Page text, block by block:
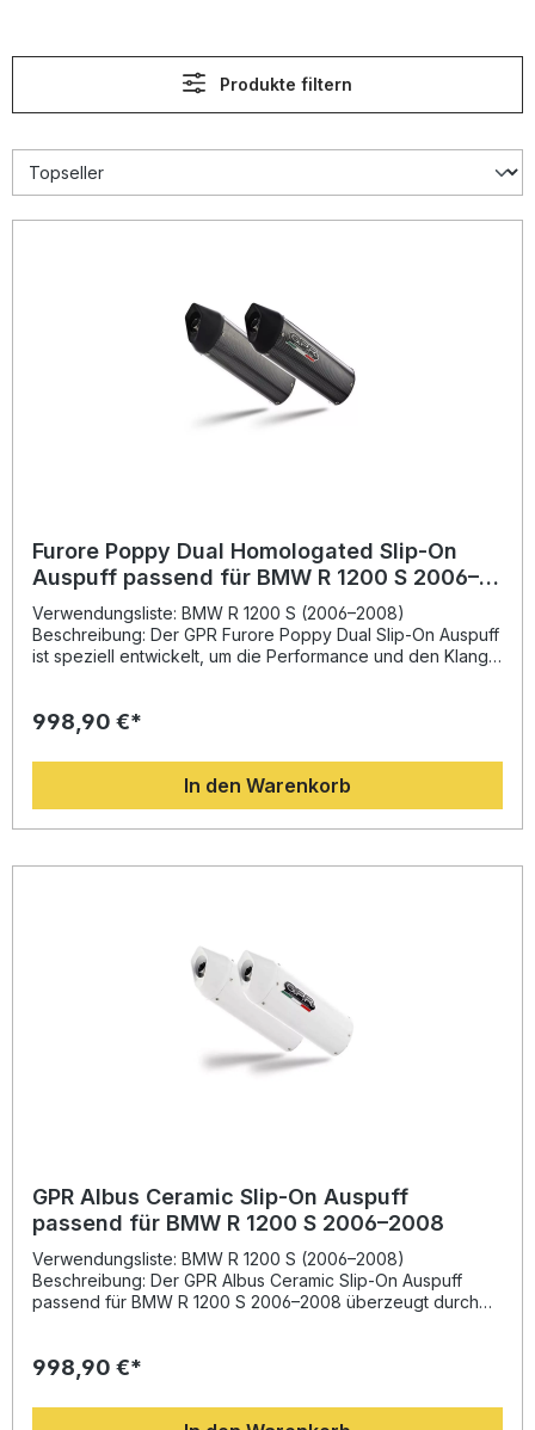
Produkte filtern
Furore Poppy Dual Homologated Slip-On
Auspuff passend für BMW R 1200 S 2006–
2008
Verwendungsliste: BMW R 1200 S (2006–2008)
Beschreibung: Der GPR Furore Poppy Dual Slip-On Auspuff
ist speziell entwickelt, um die Performance und den Klang
genießen Sie sportlichen Sound mit Straßenzulassung.
Leistungsgewicht deutlich, was spürbar dynamischeres
Fahrverhalten ermöglicht. Die italienische Fertigungsqualität
sorgt zudem für Langlebigkeit und ein modernes
Erscheinungsbild. Mit Plug-and-Play-Montage ist der Einbau
Fachwerkstatt durchgeführt werden. Dual homologierter
und verbesserte Drehmomententfaltung Einfache Plug-
and-Play-Installation Lieferumfang: Dual Slip-On
Auspuffanlage (links und rechts) Herausnehmbare db-Killer
998,90 €*
In den Warenkorb
GPR Albus Ceramic Slip-On Auspuff
passend für BMW R 1200 S 2006–2008
Verwendungsliste: BMW R 1200 S (2006–2008)
Beschreibung: Der GPR Albus Ceramic Slip-On Auspuff
passend für BMW R 1200 S 2006–2008 überzeugt durch
wurde aus der langjährigen Erfahrung aus der Motorrad-
innovativer Bauweise, reduziertem Gewicht und
998,90 €*